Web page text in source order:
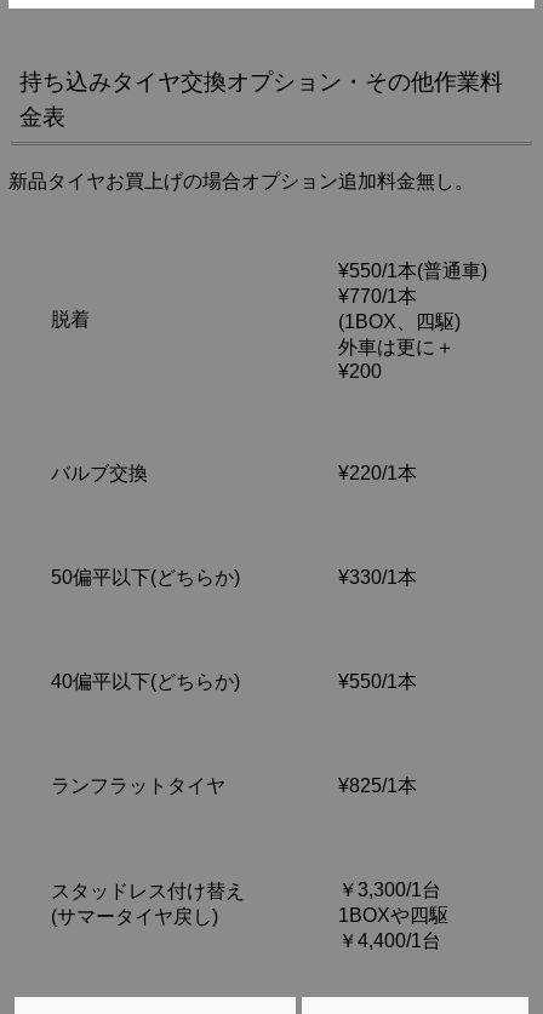
持ち込みタイヤ交換オプション・その他作業料
金表
新品タイヤお買上げの場合オプション追加料金無し。
脱着
¥550/1本(普通車)
¥770/1本
(1BOX、四駆)
外車は更に＋
¥200
バルブ交換 ¥220/1本
50偏平以下(どちらか) ¥330/1本
40偏平以下(どちらか) ¥550/1本
ランフラットタイヤ ¥825/1本
スタッドレス付け替え
(サマータイヤ戻し)
￥3,300/1台
1BOXや四駆
￥4,400/1台